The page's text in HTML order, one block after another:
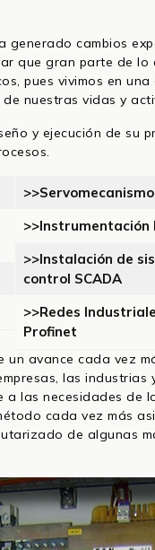
cambios
que gran parte de lo
pues vivimos en
nuestras vidas y
y ejecución de su
>>Instrumentación
>>Instalación de
control SCADA
>>Redes
Profinet
avance cada vez
las industrias
las necesidades de
cada vez más
de algunas